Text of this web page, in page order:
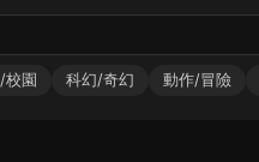
校園 科幻/奇幻 動作/冒險